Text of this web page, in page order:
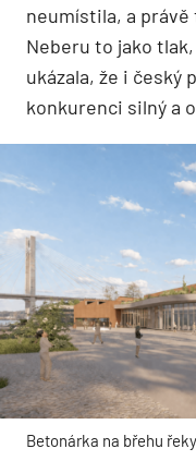
neumístila, a
Neberu to jako
ukázala, že i český
konkurenci silný a
Betonárka na břehu